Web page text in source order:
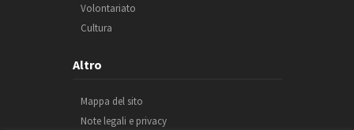
Volontariato
Cultura
Altro
Mappa del sito
Note legali e privacy